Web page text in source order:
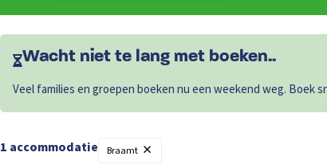
Wacht niet te lang met boeken..
Veel families en groepen boeken nu een weekend weg. Boek
1 accommodatie Braamt ×